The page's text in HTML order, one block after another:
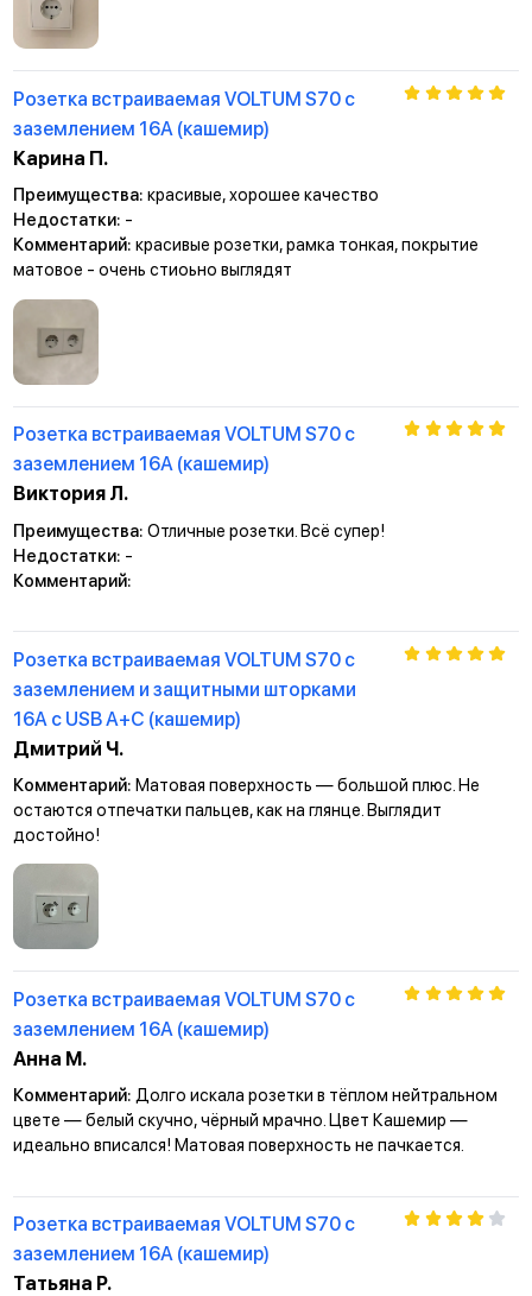
Розетка встраиваемая VOLTUM S70 с
заземлением 16А (кашемир)
Карина П.
Преимущества: красивые, хорошее качество
Недостатки: -
Комментарий: красивые розетки, рамка тонкая, покрытие
матовое - очень стиоьно выглядят
Розетка встраиваемая VOLTUM S70 с
заземлением 16А (кашемир)
Виктория Л.
Преимущества: Отличные розетки. Всё супер!
Недостатки: -
Комментарий:
Розетка встраиваемая VOLTUM S70 с
заземлением и защитными шторками
16А с USB А+С (кашемир)
Дмитрий Ч.
Комментарий: Матовая поверхность — большой плюс. Не
остаются отпечатки пальцев, как на глянце. Выглядит
достойно!
Розетка встраиваемая VOLTUM S70 с
заземлением 16А (кашемир)
Анна М.
Комментарий: Долго искала розетки в тёплом нейтральном
цвете — белый скучно, чёрный мрачно. Цвет Кашемир —
идеально вписался! Матовая поверхность не пачкается.
Розетка встраиваемая VOLTUM S70 с
заземлением 16А (кашемир)
Татьяна Р.